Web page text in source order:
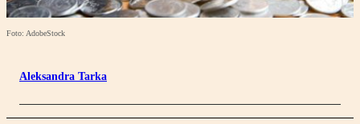
Foto: AdobeStock
Aleksandra Tarka